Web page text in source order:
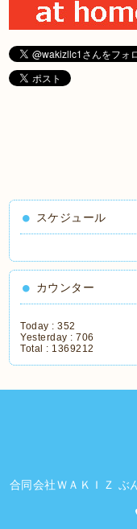
スケジュール
カウンター
Today :352
Yesterday :706
Total : 1369212
合同会社ＷＡＫＩＺ ぶ